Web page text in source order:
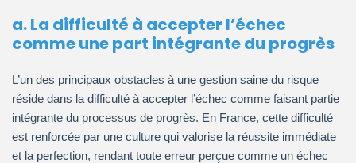
a. La difficulté à accepter l’échec
comme une part intégrante du progrès
L’un des principaux obstacles à une gestion saine du risque
réside dans la difficulté à accepter l’échec comme faisant partie
intégrante du processus de progrès. En France, cette difficulté
est renforcée par une culture qui valorise la réussite immédiate
et la perfection, rendant toute erreur perçue comme un échec